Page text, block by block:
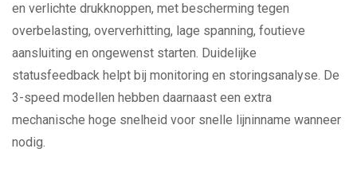
en verlichte drukknoppen, met bescherming tegen
overbelasting, oververhitting, lage spanning, foutieve
aansluiting en ongewenst starten. Duidelijke
statusfeedback helpt bij monitoring en storingsanalyse. De
3-speed modellen hebben daarnaast een extra
mechanische hoge snelheid voor snelle lijninname wanneer
nodig.